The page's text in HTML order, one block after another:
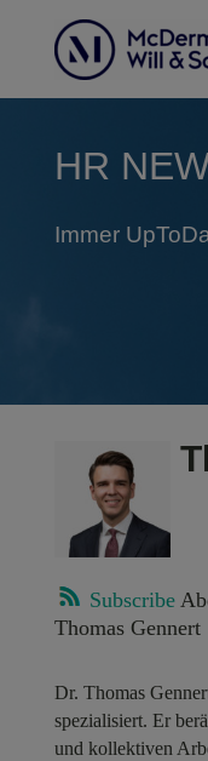
HR
Immer
Subscribe
Thomas Gennert
Dr. Thomas
spezialisiert. Er
und kollektiven